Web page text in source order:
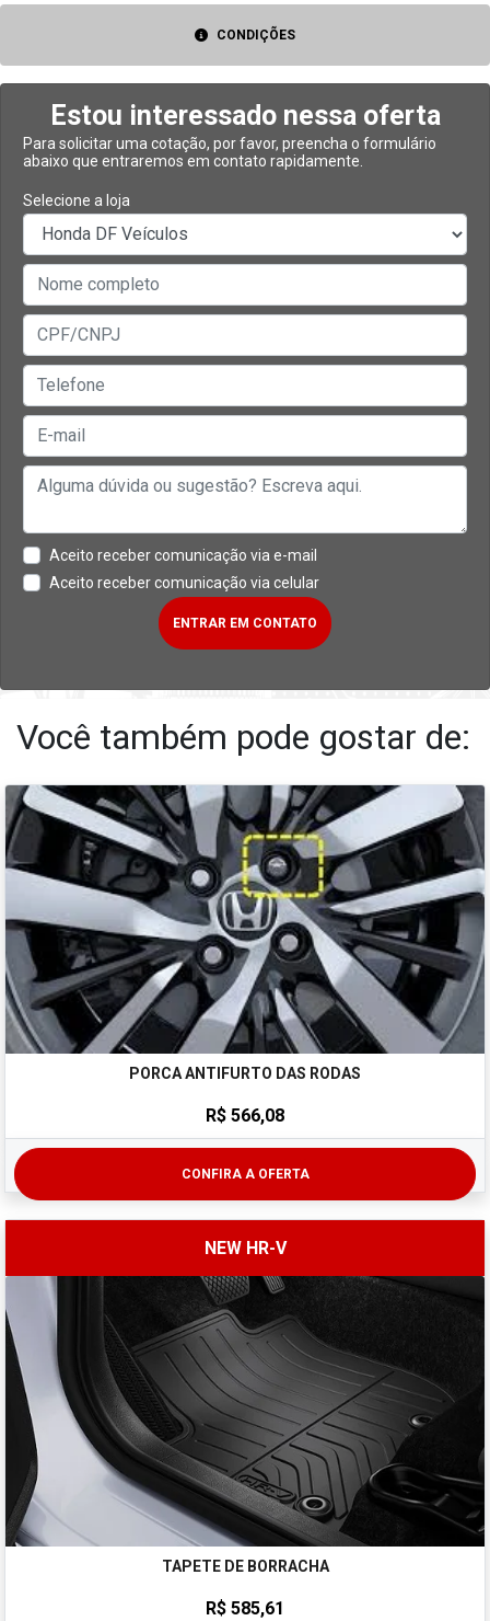
CONDIÇÕES
Estou interessado nessa oferta
Para solicitar uma cotação, por favor, preencha o formulário
abaixo que entraremos em contato rapidamente.
Selecione a loja
Aceito receber comunicação via e-mail
Aceito receber comunicação via celular
ENTRAR EM CONTATO
Você também pode gostar de:
PORCA ANTIFURTO DAS RODAS
R$ 566,08
CONFIRA A OFERTA
NEW HR-V
TAPETE DE BORRACHA
R$ 585,61